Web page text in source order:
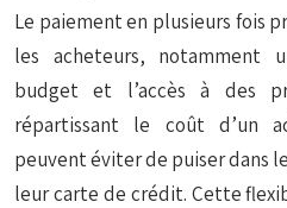
Le paiement en plusieurs fois
les acheteurs, notamment
budget et l’accès à des
répartissant le coût d’un
peuvent éviter de puiser dans
leur carte de crédit. Cette